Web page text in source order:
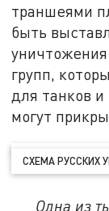
траншеями
быть
групп,
для танков
могут
СХЕМА РУССКИХ
Одна из